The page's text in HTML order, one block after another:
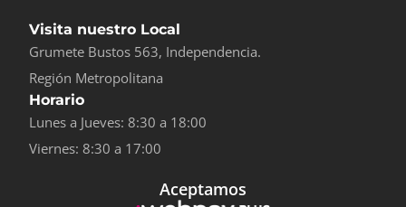
Visita nuestro Local
Grumete Bustos 563, Independencia.
Región Metropolitana
Horario
Lunes a Jueves: 8:30 a 18:00
Viernes: 8:30 a 17:00
Aceptamos